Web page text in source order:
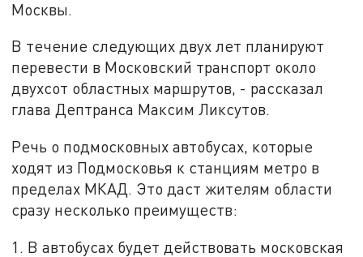
Москвы.
В течение следующих двух лет планируют
перевести в Московский транспорт около
двухсот областных маршрутов, - рассказал
глава Дептранса Максим Ликсутов.
Речь о подмосковных автобусах, которые
ходят из Подмосковья к станциям метро в
пределах МКАД. Это даст жителям области
сразу несколько преимуществ:
1. В автобусах будет действовать московская